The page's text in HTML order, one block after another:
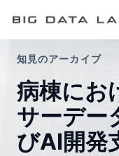
知見のアーカイブ
病棟にお
サーデー
びAI開発